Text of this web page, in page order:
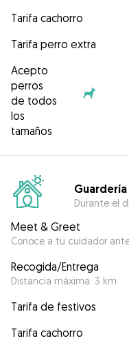
Tarifa cachorro
Tarifa perro extra
Acepto
perros
de todos
los
tamaños
Durante el
Meet & Greet
Conoce a tu cuidador
Recogida/Entrega
Distancia máxima: 3 km
Tarifa de festivos
Tarifa cachorro